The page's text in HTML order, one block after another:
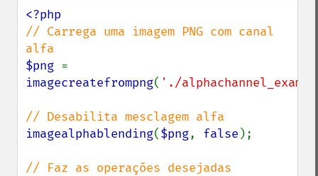
// Carrega uma imagem PNG com canal
$png
imagecreatefrompng( './
imagealphablending($png, false );
// Faz as operações desejadas